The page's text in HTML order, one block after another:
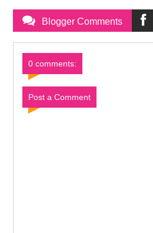
Blogger Comments
0 comments:
Post a Comment